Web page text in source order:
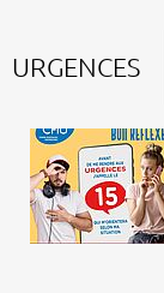
URGENCES